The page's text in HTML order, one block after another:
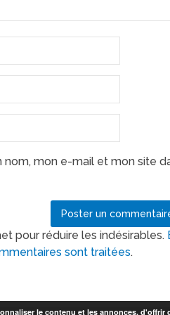
nom, mon e-mail et mon site
pour réduire les indésirables.
sont traitées.
le contenu et les annonces,